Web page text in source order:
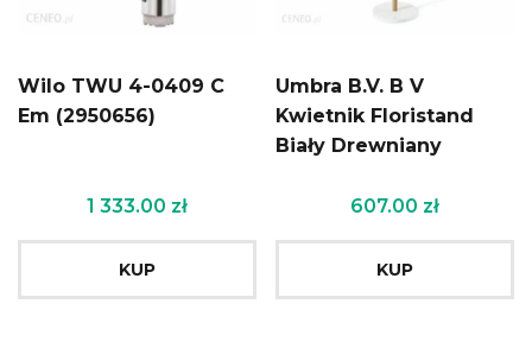
Wilo TWU 4-0409 C
Em (2950656)
1 333.00 zł
KUP
Umbra B.V. B V
Kwietnik Floristand
Biały Drewniany
607.00 zł
KUP